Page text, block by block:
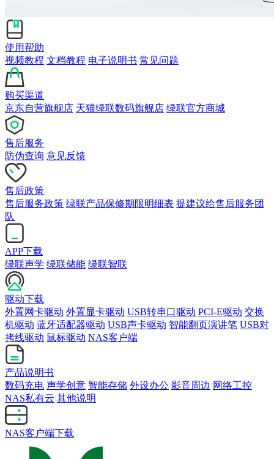
使用帮助
视频教程 文档教程 电子说明书 常见问题
购买渠道
京东自营旗舰店 天猫绿联数码旗舰店 绿联官方商城
售后服务
防伪查询 意见反馈
售后政策
售后服务政策 绿联产品保修期限明细表 提建议给售后服务团
队
APP下载
绿联声学 绿联储能 绿联智联
驱动下载
外置网卡驱动 外置显卡驱动 USB转串口驱动 PCI-E驱动 交换
机驱动 蓝牙适配器驱动 USB声卡驱动 智能翻页演讲笔 USB对
拷线驱动 鼠标驱动 NAS客户端
产品说明书
数码充电 声学创意 智能存储 外设办公 影音周边 网络工控
NAS私有云 其他说明
NAS客户端下载